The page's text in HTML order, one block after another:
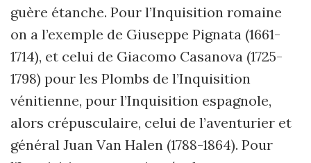
guère étanche. Pour l’Inquisition romaine
on a l’exemple de Giuseppe Pignata (1661-
1714), et celui de Giacomo Casanova (1725-
1798) pour les Plombs de l’Inquisition
vénitienne, pour l’Inquisition espagnole,
alors crépusculaire, celui de l’aventurier et
général Juan Van Halen (1788-1864). Pour